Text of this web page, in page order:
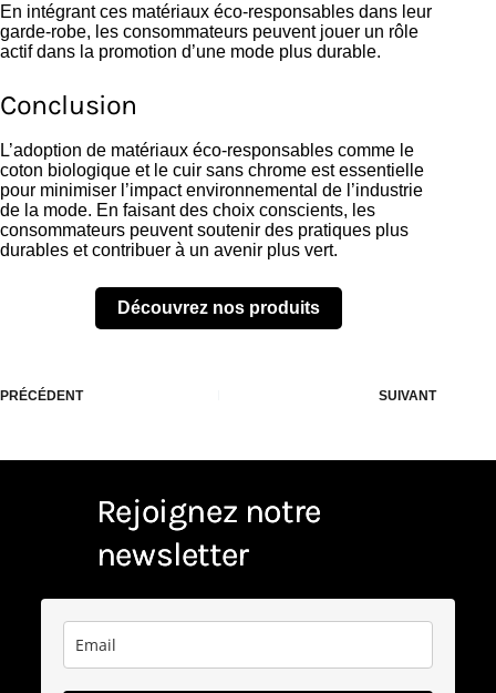
En intégrant ces matériaux éco-responsables dans leur
garde-robe, les consommateurs peuvent jouer un rôle
actif dans la promotion d’une mode plus durable.
Conclusion
L’adoption de matériaux éco-responsables comme le
coton biologique et le cuir sans chrome est essentielle
pour minimiser l’impact environnemental de l’industrie
de la mode. En faisant des choix conscients, les
consommateurs peuvent soutenir des pratiques plus
durables et contribuer à un avenir plus vert.
Découvrez nos produits
PRÉCÉDENT SUIVANT
Rejoignez notre
newsletter